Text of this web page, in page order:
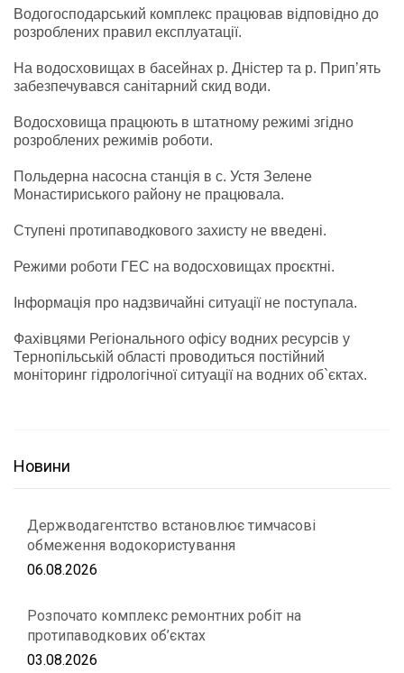
Водогосподарський комплекс працював відповідно до
розроблених правил експлуатації.
На водосховищах в басейнах р. Дністер та р. Прип’ять
забезпечувався санітарний скид води.
Водосховища працюють в штатному режимі згідно
розроблених режимів роботи.
Польдерна насосна станція в с. Устя Зелене
Монастириського району не працювала.
Ступені протипаводкового захисту не введені.
Режими роботи ГЕС на водосховищах проєктні.
Інформація про надзвичайні ситуації не поступала.
Фахівцями Регіонального офісу водних ресурсів у
Тернопільській області проводиться постійний
моніторинг гідрологічної ситуації на водних об`єктах.
Новини
Держводагентство встановлює тимчасові
обмеження водокористування
06.08.2026
Розпочато комплекс ремонтних робіт на
протипаводкових об’єктах
03.08.2026